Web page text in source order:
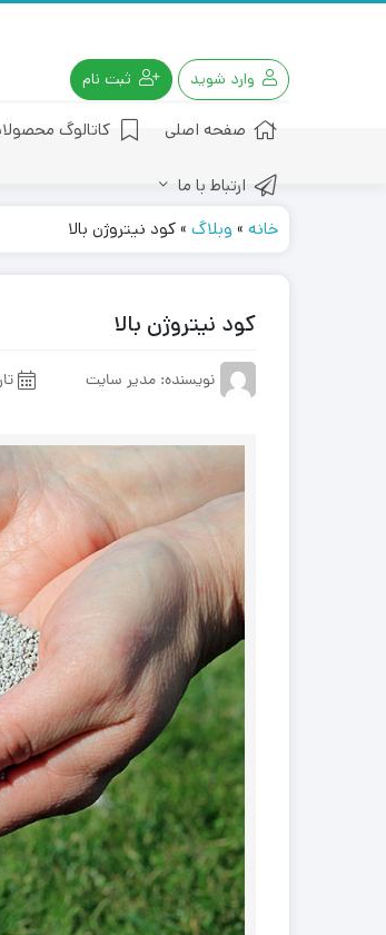
وارد شوید ثبت نام
صفحه اصلی کاتالوگ
ارتباط با ما
خانه » وبلاگ »کود نیتروژن بالا
کود نیتروژن بالا
نویسنده: مدیر سایت